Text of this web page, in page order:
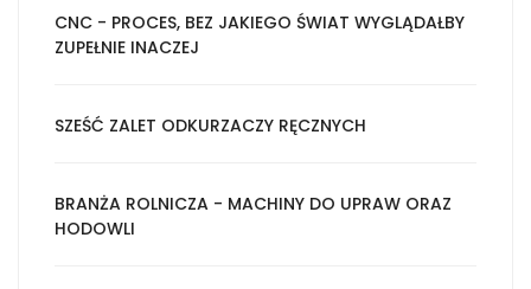
CNC - PROCES, BEZ JAKIEGO ŚWIAT WYGLĄDAŁBY
ZUPEŁNIE INACZEJ
SZEŚĆ ZALET ODKURZACZY RĘCZNYCH
BRANŻA ROLNICZA - MACHINY DO UPRAW ORAZ
HODOWLI